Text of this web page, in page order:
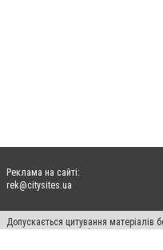
Реклама на сайті:
rek@citysites.ua
Допускається цитування
пошукових систем гіперпосилання